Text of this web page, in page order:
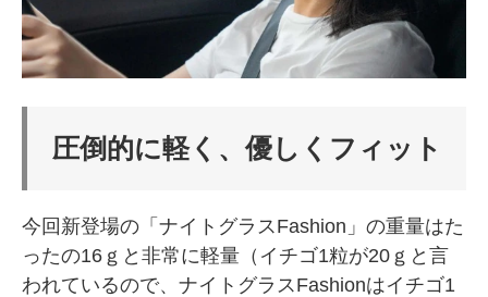
圧倒的に軽く、優しくフィット
今回新登場の「ナイトグラスFashion」の重量はた
ったの16ｇと非常に軽量（イチゴ1粒が20ｇと言
われているので、ナイトグラスFashionはイチゴ1